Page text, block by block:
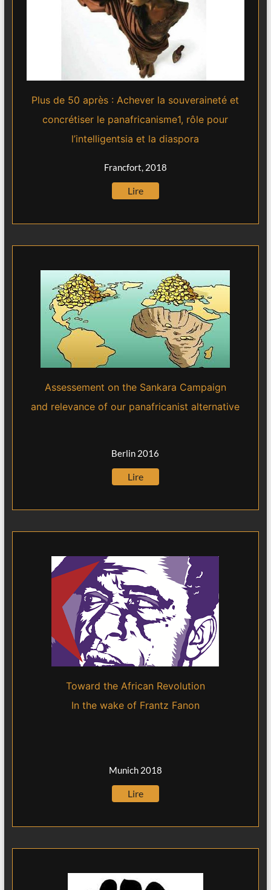
Plus de 50 après : Achever la souveraineté et
concrétiser le panafricanisme1, rôle pour
l’intelligentsia et la diaspora
Francfort, 2018
Lire
Assessement on the Sankara Campaign
and relevance of our panafricanist alternative
Berlin 2016
Lire
Toward the African Revolution
In the wake of Frantz Fanon
Munich 2018
Lire